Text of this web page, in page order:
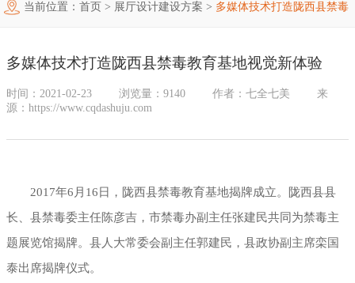
法制教育基地
智慧农业项目
产品中心
展厅多媒体设备
企业文化
当前位置： 首页 > 展厅设计建设方案 > 多媒体技术打造陇西县禁毒
多媒体技术打造陇西县禁毒教育基地视觉新体验
时间：2021-02-23 浏览量：9140 作者：七全七美
来
源：https://www.cqdashuju.com
2017年6月16日，陇西县禁毒教育基地揭牌成立。陇西县县
长、县禁毒委主任陈彦吉，市禁毒办副主任张建民共同为禁毒主
题展览馆揭牌。县人大常委会副主任郭建民，县政协副主席栾国
泰出席揭牌仪式。